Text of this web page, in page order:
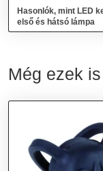
Hasonlók, mint LED
első és hátsó lámpa
Még ezek